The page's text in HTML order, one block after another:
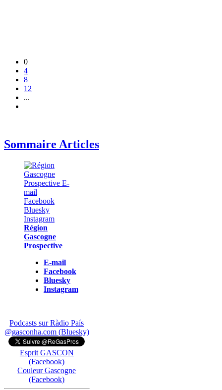
0
4
8
12
...
Sommaire Articles
Région
Gascogne
Prospective
E-mail
Facebook
Bluesky
Instagram
Podcasts sur Ràdio País
@gasconha.com (Bluesky)
Esprit GASCON
(Facebook)
Couleur Gascogne
(Facebook)